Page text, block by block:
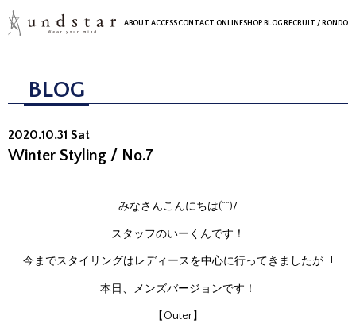
ABOUT ACCESSCONTACT ONLINESHOP BLOG RECRUIT / RONDO
BLOG
2020.10.31 Sat
Winter Styling / No.7
みなさんこんにちは(^^)/
スタッフのいーくんです！
今までスタイリングはレディースを中心に行ってきましたが…!
本日、メンズバージョンです！
【Outer】